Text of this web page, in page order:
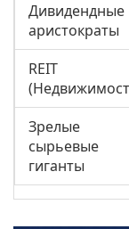
Дивидендные
аристократы
REIT
Зрелые
сырьевые
гиганты